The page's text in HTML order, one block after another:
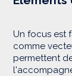
Un focus est
comme
permettent